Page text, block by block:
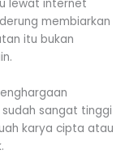
lewat internet
membiarkan
itu bukan
sangat tinggi
karya cipta atau